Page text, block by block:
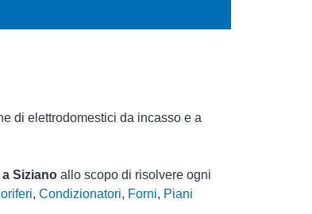
di elettrodomestici da incasso e a
Siziano allo scopo di risolvere ogni
, Condizionatori, Forni, Piani